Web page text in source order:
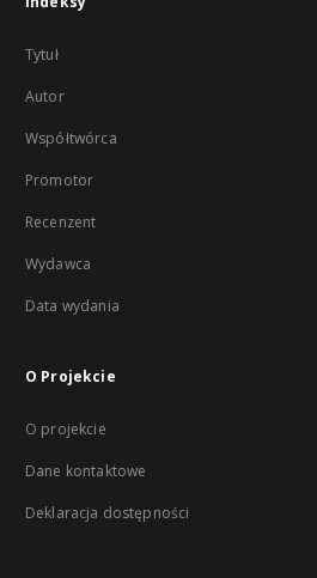
Tytuł
Autor
Współtwórca
Promotor
Recenzent
Wydawca
Data wydania
O Projekcie
O projekcie
Dane kontaktowe
Deklaracja dostępności